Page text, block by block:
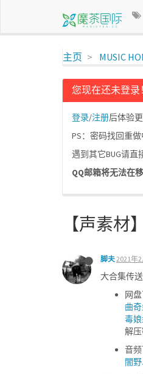
主页 MUSIC
您现在还未登录！
登录/注册后体验
PS：密码找回重
遇到其它BUG请直
QQ邮箱将无法在
【声素材
脚夫2021年
大合集传送
网
曲
毒
解压
音
闇